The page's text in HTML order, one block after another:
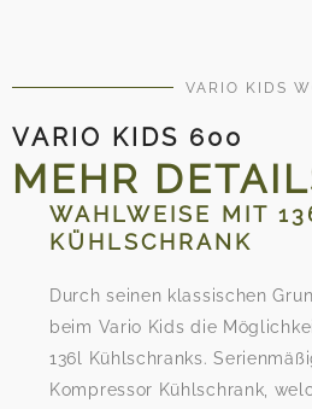
VARIO KIDS
VARIO KIDS 600
MEHR
WAHLWEISE MIT
KÜHLSCHRANK
Durch seinen klassischen
beim Vario Kids die
136l Kühlschranks.
Kompressor Kühlschrank,